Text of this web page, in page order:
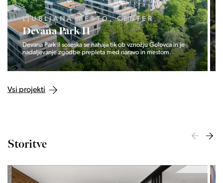
LJUBLJANA MESTO, ŠIŠKA, KOSEZE
Pod hribom
Projekt Pod hribom se je pričela gradnja eni izmed najbolj
zaželeni lokaciji v Ljubljani.
Vsi projekti
Storitve